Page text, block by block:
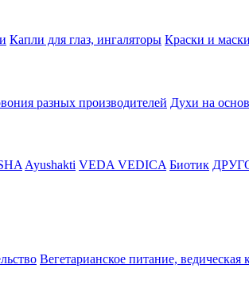
Капли для глаз, ингаляторы Краски и
разных производителей Духи на
Ayushakti VEDA VEDICA Биотик
Вегетарианское питание, ведическая